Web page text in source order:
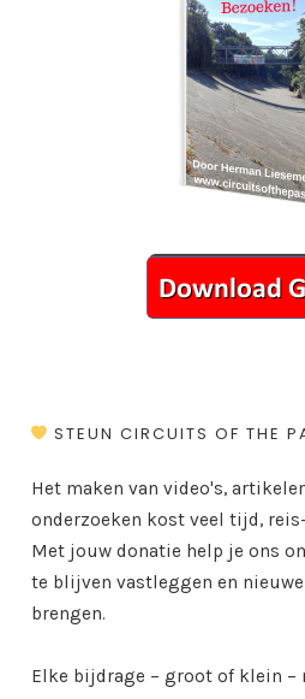
STEUN CIRCUITS OF THE
Het maken van video's,
onderzoeken kost veel tijd,
Met jouw donatie help je ons
te blijven vastleggen en
brengen.
Elke bijdrage – groot of klein –